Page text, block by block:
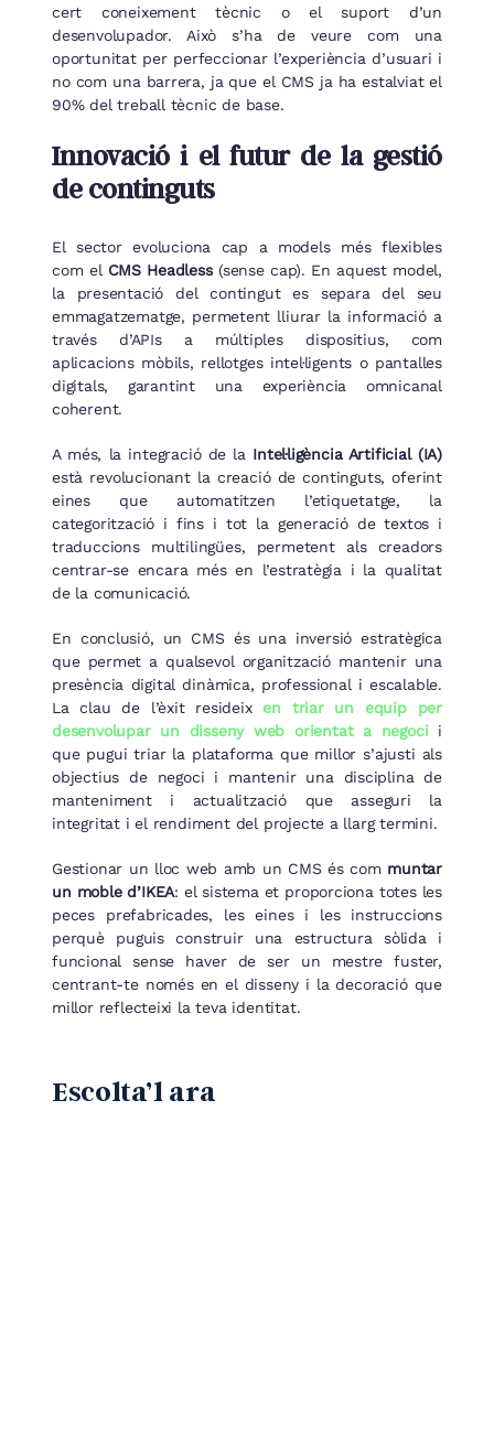
cert coneixement tècnic o el suport d’un
desenvolupador. Això s’ha de veure com una
oportunitat per perfeccionar l’experiència d’usuari i
no com una barrera, ja que el CMS ja ha estalviat el
90% del treball tècnic de base.
Innovació i el futur de la gestió
de continguts
El sector evoluciona cap a models més flexibles
com el CMS Headless(sense cap). En aquest model,
la presentació del contingut es separa del seu
emmagatzematge, permetent lliurar la informació a
través d’APIs a múltiples dispositius, com
aplicacions mòbils, rellotges intel·ligents o pantalles
digitals, garantint una experiència omnicanal
coherent.
A més, la integració de la Intel·ligència Artificial (IA)
està revolucionant la creació de continguts, oferint
eines que automatitzen l’etiquetatge, la
categorització i fins i tot la generació de textos i
traduccions multilingües, permetent als creadors
centrar-se encara més en l’estratègia i la qualitat
de la comunicació.
En conclusió, un CMS és una inversió estratègica
que permet a qualsevol organització mantenir una
presència digital dinàmica, professional i escalable.
La clau de l’èxit resideix en triar un equip per
desenvolupar un disseny web orientat a negocii
que pugui triar la plataforma que millor s’ajusti als
objectius de negoci i mantenir una disciplina de
manteniment i actualització que asseguri la
integritat i el rendiment del projecte a llarg termini.
Gestionar un lloc web amb un CMS és com muntar
un moble d’IKEA: el sistema et proporciona totes les
peces prefabricades, les eines i les instruccions
perquè puguis construir una estructura sòlida i
funcional sense haver de ser un mestre fuster,
centrant-te només en el disseny i la decoració que
millor reflecteixi la teva identitat.
Escolta’l ara